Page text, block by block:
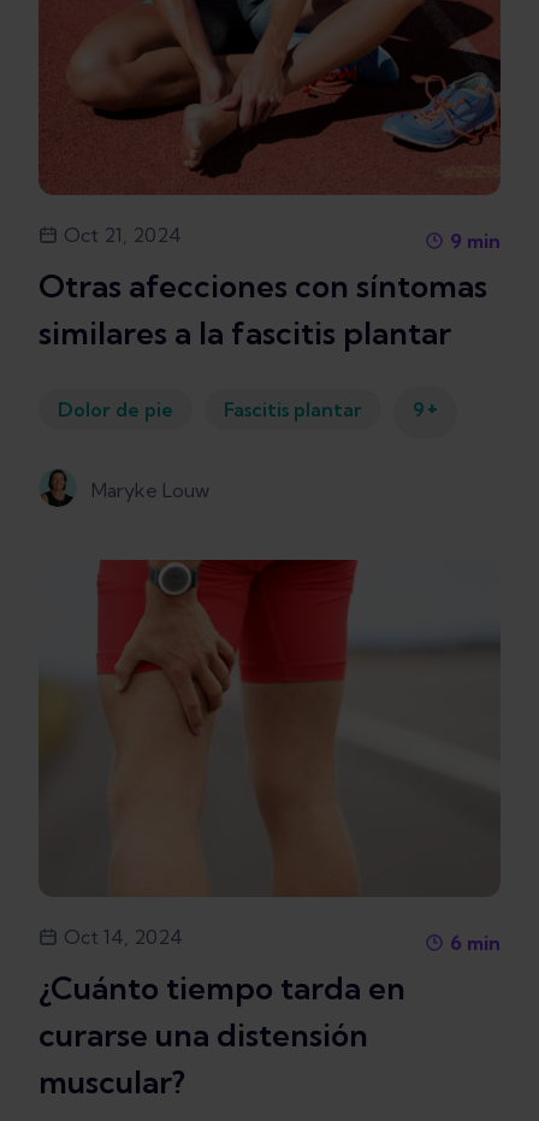
Oct 21, 2024 9 min
Otras afecciones con síntomas
similares a la fascitis plantar
Dolor de pie Fascitis plantar 9 +
Maryke Louw
Oct 14, 2024 6 min
¿Cuánto tiempo tarda en
curarse una distensión
muscular?